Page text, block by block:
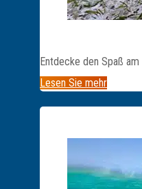
Entdecke den Spaß am
Lesen Sie mehr